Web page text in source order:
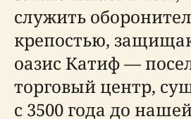
служить
крепостью,
оазис Катиф —
торговый центр,
с 3500 года до